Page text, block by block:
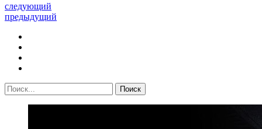
следующий
предыдущий